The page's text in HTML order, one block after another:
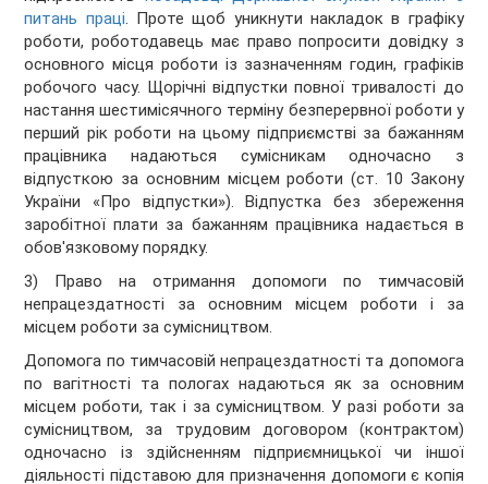
питань праці. Проте щоб уникнути накладок в графіку
роботи, роботодавець має право попросити довідку з
основного місця роботи із зазначенням годин, графіків
робочого часу. Щорічні відпустки повної тривалості до
настання шестимісячного терміну безперервної роботи у
перший рік роботи на цьому підприємстві за бажанням
працівника надаються сумісникам одночасно з
відпусткою за основним місцем роботи (ст. 10 Закону
України «Про відпустки»). Відпустка без збереження
заробітної плати за бажанням працівника надається в
обов'язковому порядку.
3) Право на отримання допомоги по тимчасовій
непрацездатності за основним місцем роботи і за
місцем роботи за сумісництвом.
Допомога по тимчасовій непрацездатності та допомога
по вагітності та пологах надаються як за основним
місцем роботи, так і за сумісництвом. У разі роботи за
сумісництвом, за трудовим договором (контрактом)
одночасно із здійсненням підприємницької чи іншої
діяльності підставою для призначення допомоги є копія